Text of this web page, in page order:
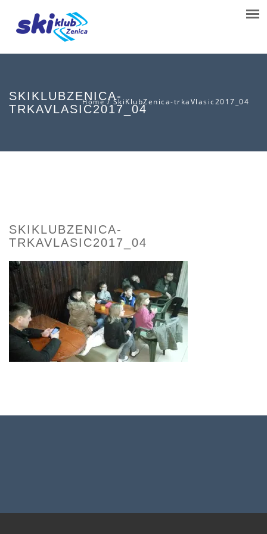
SKIKLUBZENICA-
TRKAVLASIC2017_04
Home / SkiKlubZenica-trkaVlasic2017_04
SKIKLUBZENICA-
TRKAVLASIC2017_04